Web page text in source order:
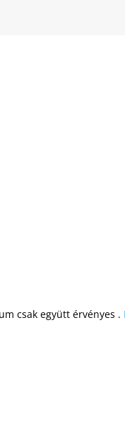
csak együtt érvényes .